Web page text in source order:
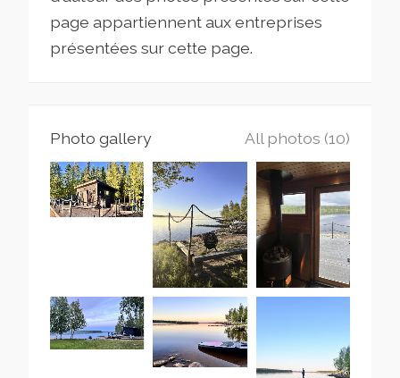
page appartiennent aux entreprises
présentées sur cette page.
Photo gallery All photos (10)